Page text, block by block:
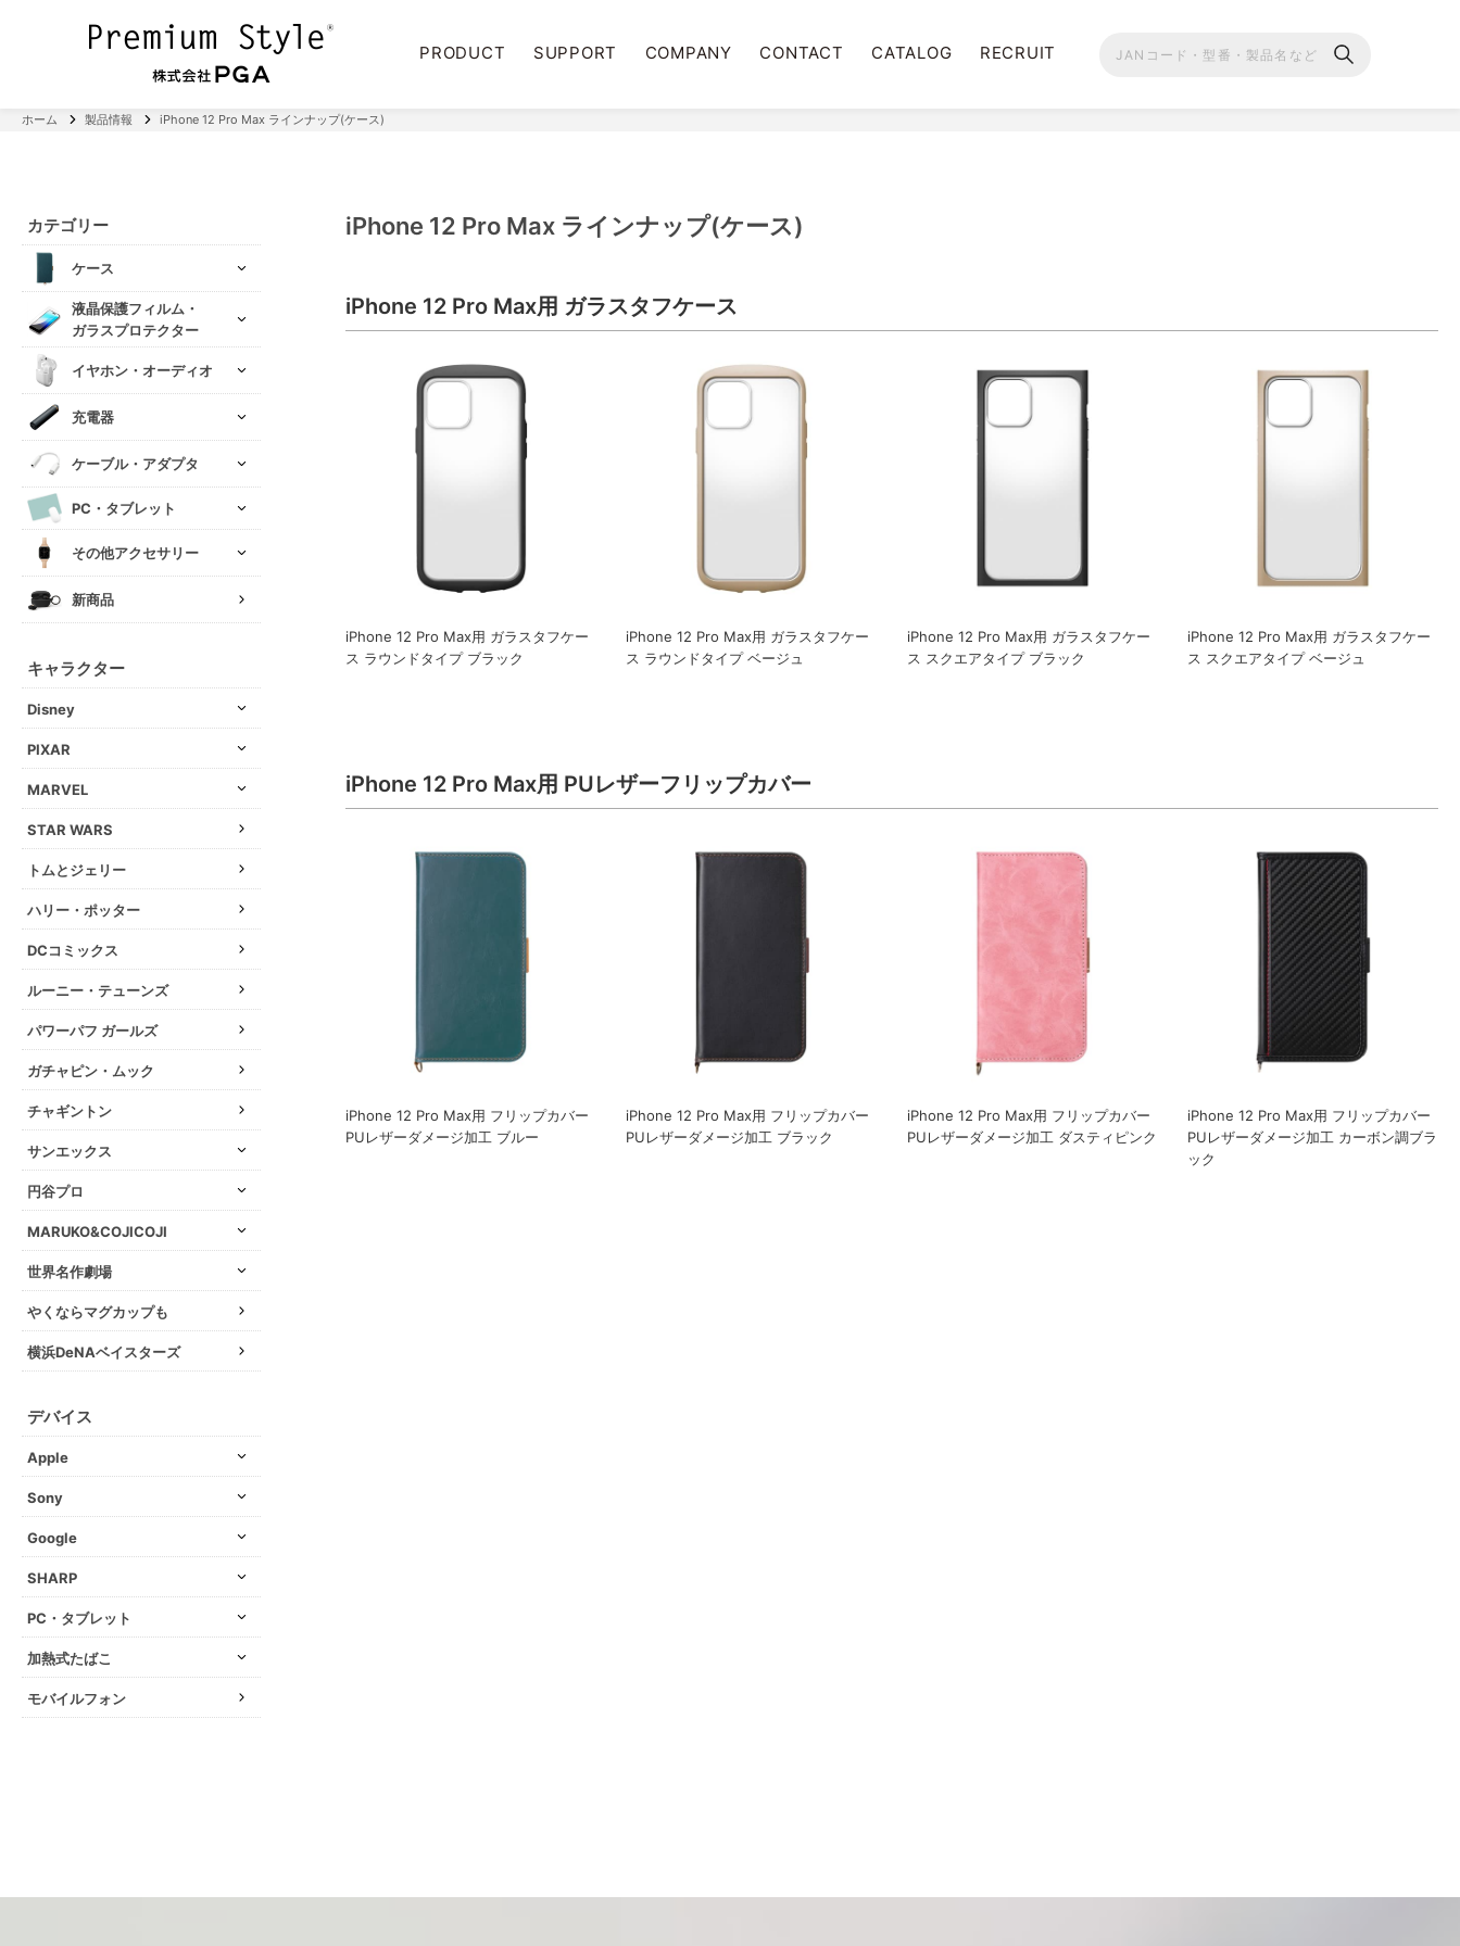
PRODUCT SUPPORT COMPANY CONTACT CATALOG RECRUIT
ホーム 製品情報 iPhone 12 Pro Max ラインナップ(ケース)
カテゴリー
ケース
液晶保護フィルム・
ガラスプロテクター
イヤホン・オーディオ
充電器
ケーブル・アダプタ
PC・タブレット
その他アクセサリー
新商品
キャラクター
Disney
PIXAR
MARVEL
STAR WARS
トムとジェリー
ハリー・ポッター
DCコミックス
ルーニー・テューンズ
パワーパフ ガールズ
ガチャピン・ムック
チャギントン
サンエックス
円谷プロ
MARUKO&COJICOJI
世界名作劇場
やくならマグカップも
横浜DeNAベイスターズ
デバイス
Apple
Sony
Google
SHARP
PC・タブレット
加熱式たばこ
モバイルフォン
iPhone 12 Pro Max ラインナップ(ケース)
iPhone 12 Pro Max用 ガラスタフケース
iPhone 12 Pro Max用 ガラスタフケー
ス ラウンドタイプ ブラック
iPhone 12 Pro Max用 ガラスタフケー
ス ラウンドタイプ ベージュ
iPhone 12 Pro Max用 ガラスタフケー
ス スクエアタイプ ブラック
iPhone 12 Pro Max用 ガラスタフケー
ス スクエアタイプ ベージュ
iPhone 12 Pro Max用 PUレザーフリップカバー
iPhone 12 Pro Max用 フリップカバー
PUレザーダメージ加工 ブルー
iPhone 12 Pro Max用 フリップカバー
PUレザーダメージ加工 ブラック
iPhone 12 Pro Max用 フリップカバー
PUレザーダメージ加工 ダスティピンク
iPhone 12 Pro Max用 フリップカバー
PUレザーダメージ加工 カーボン調ブラ
ック